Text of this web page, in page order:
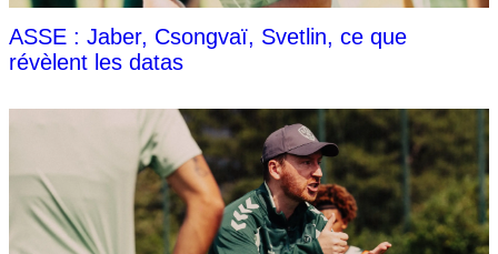
ASSE : Jaber, Csongvaï, Svetlin, ce que
révèlent les datas